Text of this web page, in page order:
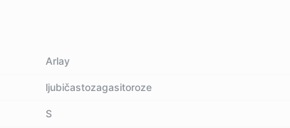
Arlay
ljubičastozagasitoroze
S